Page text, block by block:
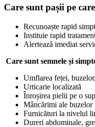
Care sunt pașii pe
Recunoaște rapid
Instituie rapid
Alertează imediat
Care sunt semnele și
Umflarea feței,
Urticarie localizată
Înroșirea pielii pe o
Mâncărimi ale buzelor
Furnicături la nivelul
Dureri abdominale,